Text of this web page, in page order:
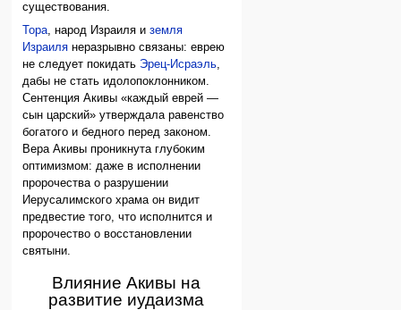
существования.
Тора , народ Израиля иземля
Израиля неразрывно связаны: еврею
не следует покидать Эрец-Исраэль
дабы не стать идолопоклонником.
Сентенция Акивы «каждый еврей —
сын царский» утверждала равенство
богатого и бедного перед законом.
Вера Акивы проникнута глубоким
оптимизмом: даже в исполнении
пророчества о разрушении
Иерусалимского храма он видит
предвестие того, что исполнится и
пророчество о восстановлении
святыни.
Влияние Акивы на
развитие иудаизма